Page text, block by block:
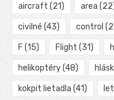
aircraft (21) area
civilné (43) control
F (15) Flight (31)
helikoptéry(48)
kokpit lietadla (41)